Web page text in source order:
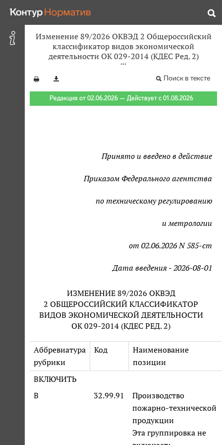
Изменение 89/2026 ОКВЭД 2 Общероссийский
классификатор видов экономической
деятельности ОК 029-2014 (КДЕС Ред. 2)
Поиск в тексте
Редакция от 02.06.2026 — Действует с 01.08.2026
Принято и введено в действие
Приказом Федерального агентства
по техническому регулированию
и метрологии
от 02.06.2026 N 585-ст
Дата введения - 2026-08-01
ИЗМЕНЕНИЕ 89/2026 ОКВЭД
2 ОБЩЕРОССИЙСКИЙ КЛАССИФИКАТОР
ВИДОВ ЭКОНОМИЧЕСКОЙ ДЕЯТЕЛЬНОСТИ
ОК 029-2014 (КДЕС РЕД. 2)
Аббревиатура
рубрики
Код
Наименование
позиции
ВКЛЮЧИТЬ
В
32.99.91
Производство
пожарно-технической
продукции
Эта группировка не